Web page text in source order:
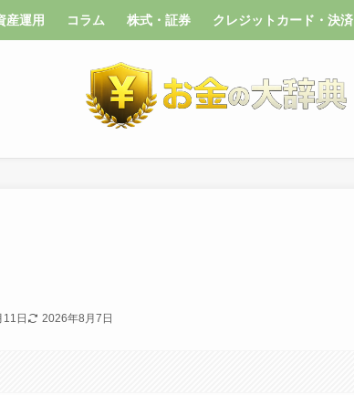
産運用 コラム 株式・証券 クレジットカード・決済
日 2026年8月7日